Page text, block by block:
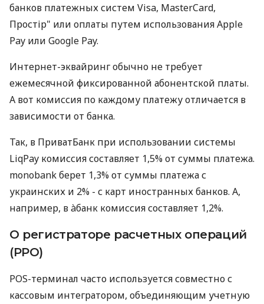
банков платежных систем Visa, MasterCard,
Простір" или оплаты путем использования Apple
Pay или Google Pay.
Интернет-эквайринг обычно не требует
ежемесячной фиксированной абонентской платы.
А вот комиссия по каждому платежу отличается в
зависимости от банка.
Так, в ПриватБанк при использовании системы
LiqPay комиссия составляет 1,5% от суммы платежа.
monobank берет 1,3% от суммы платежа с
украинских и 2% - с карт иностранных банков. А,
например, в àбанк комиссия составляет 1,2%.
О регистраторе расчетных операций
(РРО)
POS-терминал часто используется совместно с
кассовым интегратором, объединяющим учетную